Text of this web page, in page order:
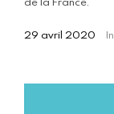
29 avril 2020 In